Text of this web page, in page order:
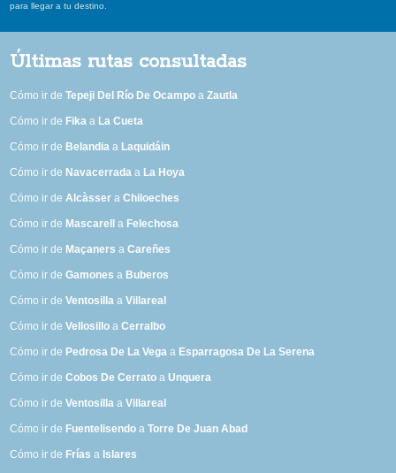
para llegar a tu destino.
Últimas rutas consultadas
Cómo ir deTepeji Del Río De Ocampo aZautla
Cómo ir de Fika a La Cueta
Cómo ir de Belandia a Laquidáin
Cómo ir de Navacerrada a La Hoya
Cómo ir deAlcàsser aChiloeches
Cómo ir de Mascarell a Felechosa
Cómo ir de Maçaners aCareñes
Cómo ir deGamones a Buberos
Cómo ir deVentosilla aVillareal
Cómo ir deVellosillo aCerralbo
Cómo ir de Pedrosa De La Vega a Esparragosa De La Serena
Cómo ir deCobos De Cerrato aUnquera
Cómo ir deVentosilla aVillareal
Cómo ir de Fuentelisendo aTorre De Juan Abad
Cómo ir de Frías a Islares